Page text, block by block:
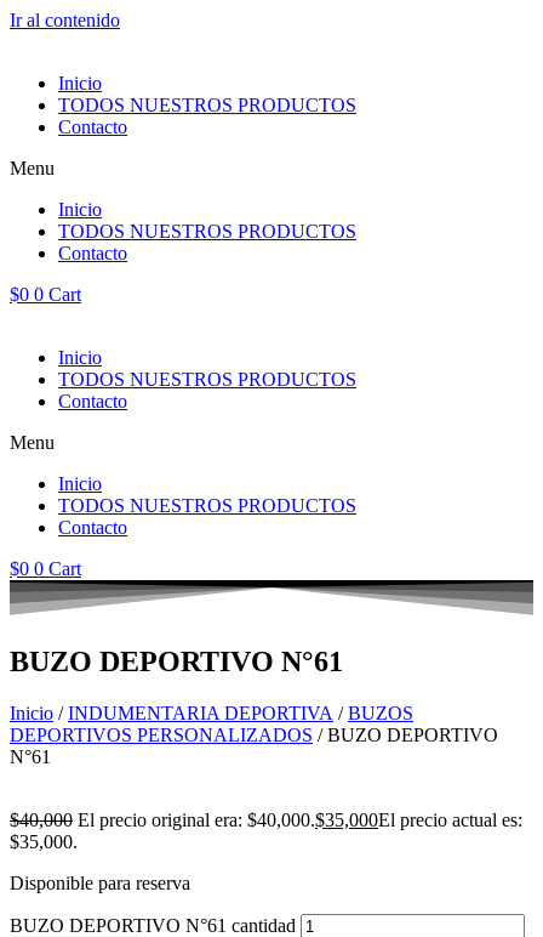
Ir al contenido
Inicio
TODOS NUESTROS PRODUCTOS
Contacto
Menu
Inicio
TODOS NUESTROS PRODUCTOS
Contacto
$0 0 Cart
Inicio
TODOS NUESTROS PRODUCTOS
Contacto
Menu
Inicio
TODOS NUESTROS PRODUCTOS
Contacto
$0 0 Cart
BUZO DEPORTIVO N°61
Inicio /INDUMENTARIA DEPORTIVA /BUZOS
DEPORTIVOS PERSONALIZADOS / BUZO DEPORTIVO
N°61
$40,000 El precio original era: $40,000.$35,000El precio actual es:
$35,000.
Disponible para reserva
BUZO DEPORTIVO N°61 cantidad